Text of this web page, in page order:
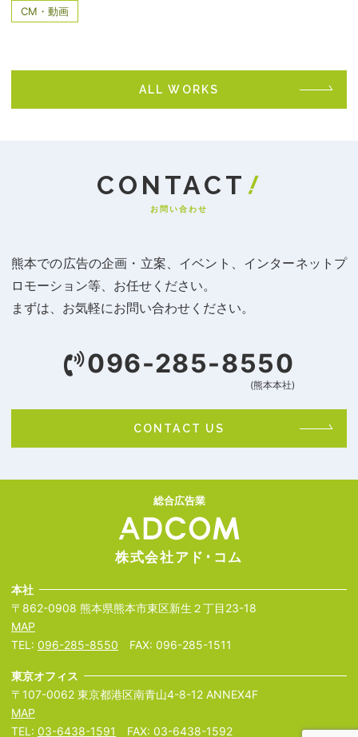
CM・動画
ALL WORKS
お問い合わせ
熊本での広告の企画・立案、イベント、インターネットプ
ロモーション等、お任せください。
まずは、お気軽にお問い合わせください。
096-285-8550
(熊本本社)
CONTACT US
総合広告業
株式会社アド･コム
本社
〒862-0908 熊本県熊本市東区新生２丁目23-18
MAP
TEL: 096-285-8550 FAX: 096-285-1511
東京オフィス
〒107-0062 東京都港区南青山4-8-12 ANNEX4F
MAP
TEL: 03-6438-1591 FAX: 03-6438-1592